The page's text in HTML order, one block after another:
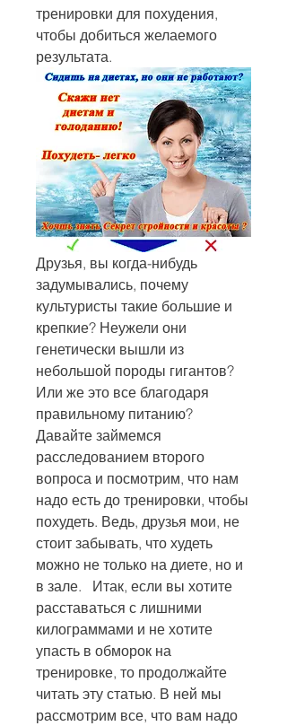
тренировки для похудения,
чтобы добиться желаемого
результата.
Друзья, вы когда-нибудь
задумывались, почему
культуристы такие большие и
крепкие? Неужели они
генетически вышли из
небольшой породы гигантов?
Или же это все благодаря
правильному питанию?
Давайте займемся
расследованием второго
вопроса и посмотрим, что нам
надо есть до тренировки, чтобы
похудеть. Ведь, друзья мои, не
стоит забывать, что худеть
можно не только на диете, но и
в зале.   Итак, если вы хотите
расставаться с лишними
килограммами и не хотите
упасть в обморок на
тренировке, то продолжайте
читать эту статью. В ней мы
рассмотрим все, что вам надо